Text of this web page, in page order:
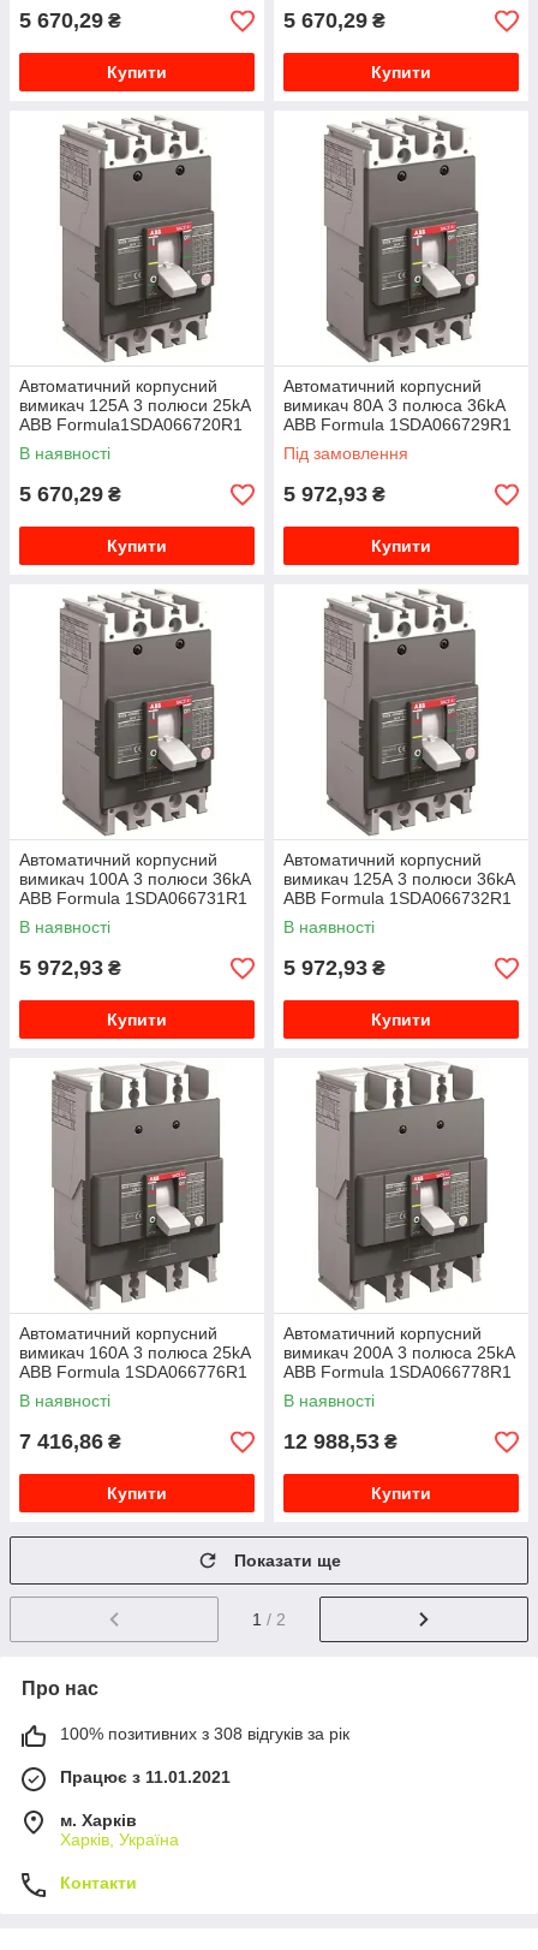
5 670,29 ₴
Купити
5 670,29 ₴
Купити
Автоматичний корпусний
вимикач 125А 3 полюси 25kA
ABB Formula1SDA066720R1
В наявності
5 670,29 ₴
Купити
Автоматичний корпусний
вимикач 80А 3 полюса 36kA
ABB Formula 1SDA066729R1
Під замовлення
5 972,93 ₴
Купити
Автоматичний корпусний
вимикач 100А 3 полюси 36kA
ABB Formula 1SDA066731R1
В наявності
5 972,93 ₴
Купити
Автоматичний корпусний
вимикач 125А 3 полюси 36kA
ABB Formula 1SDA066732R1
В наявності
5 972,93 ₴
Купити
Автоматичний корпусний
вимикач 160А 3 полюса 25kA
ABB Formula 1SDA066776R1
В наявності
7 416,86 ₴
Купити
Автоматичний корпусний
вимикач 200А 3 полюса 25kA
ABB Formula 1SDA066778R1
В наявності
12 988,53 ₴
Купити
Показати ще
1 / 2
Про нас
100% позитивних з 308 відгуків за рік
Працює з 11.01.2021
м. Харків
Харків, Україна
Контакти